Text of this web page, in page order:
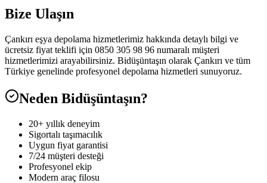
Bize Ulaşın
Çankırı eşya depolama hizmetlerimiz hakkında detaylı bilgi ve
ücretsiz fiyat teklifi için 0850 305 98 96 numaralı müşteri
hizmetlerimizi arayabilirsiniz. Bidüşüntaşın olarak Çankırı ve tüm
Türkiye genelinde profesyonel depolama hizmetleri sunuyoruz.
Neden Bidüşüntaşın?
20+ yıllık deneyim
Sigortalı taşımacılık
Uygun fiyat garantisi
7/24 müşteri desteği
Profesyonel ekip
Modern araç filosu